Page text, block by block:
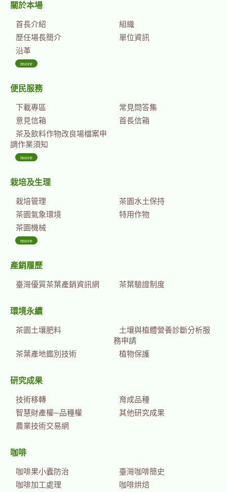
關於本場
首長介紹
組織
歷任場長簡介
單位資訊
沿革
more
便民服務
下載專區
常見問答集
意見信箱
首長信箱
茶及飲料作物改良場檔案申
調作業須知
more
栽培及生理
栽培管理
茶園水土保持
茶園氣象環境
特用作物
茶園機械
more
產銷履歷
臺灣優質茶葉產銷資訊網 茶葉驗證制度
環境永續
茶園土壤肥料
土壤與植體營養診斷分析服
務申請
茶葉產地鑑別技術
植物保護
研究成果
技術移轉
育成品種
智慧財產權─品種權
其他研究成果
農業技術交易網
咖啡
咖啡果小蠹防治
臺灣咖啡簡史
咖啡加工處理
咖啡烘焙